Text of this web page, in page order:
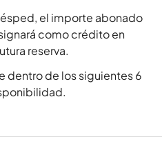
el importe abonado
como crédito en
reserva.
dentro de los siguientes 6